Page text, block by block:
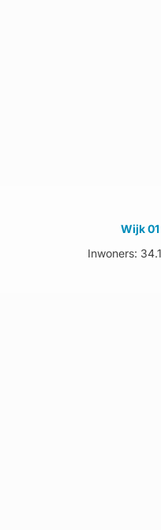
Wijk
Inwoners: